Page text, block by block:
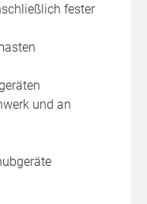
fester
und an